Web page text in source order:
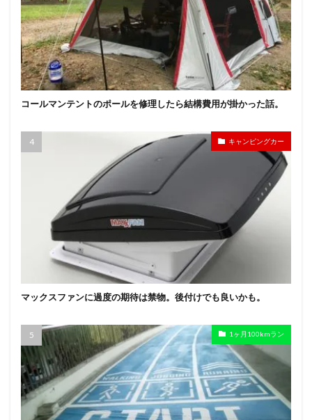
コールマンテントのポールを修理したら結構費用が掛かった話。
キャンピングカー
マックスファンに過度の期待は禁物。後付けでも良いかも。
1ヶ月100kmラン